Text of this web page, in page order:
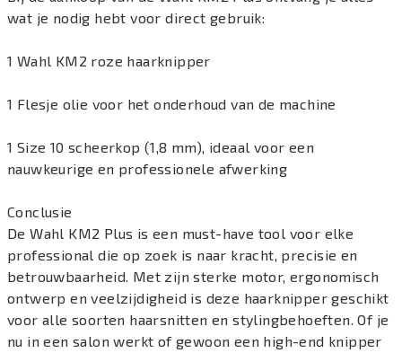
wat je nodig hebt voor direct gebruik:
1 Wahl KM2 roze haarknipper
1 Flesje olie voor het onderhoud van de machine
1 Size 10 scheerkop (1,8 mm), ideaal voor een
nauwkeurige en professionele afwerking
Conclusie
De Wahl KM2 Plus is een must-have tool voor elke
professional die op zoek is naar kracht, precisie en
betrouwbaarheid. Met zijn sterke motor, ergonomisch
ontwerp en veelzijdigheid is deze haarknipper geschikt
voor alle soorten haarsnitten en stylingbehoeften. Of je
nu in een salon werkt of gewoon een high-end knipper